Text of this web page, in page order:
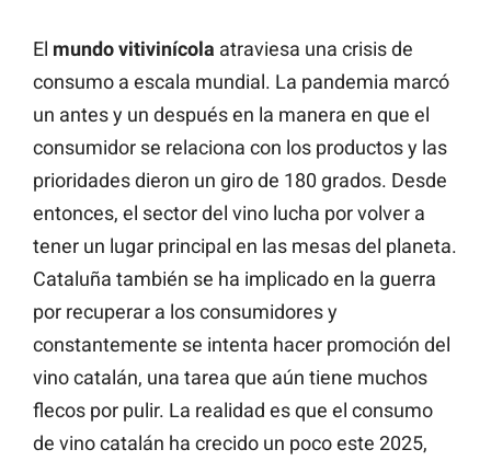
El mundo vitivinícola atraviesa una crisis de
consumo a escala mundial. La pandemia marcó
un antes y un después en la manera en que el
consumidor se relaciona con los productos y las
prioridades dieron un giro de 180 grados. Desde
entonces, el sector del vino lucha por volver a
tener un lugar principal en las mesas del planeta.
Cataluña también se ha implicado en la guerra
por recuperar a los consumidores y
constantemente se intenta hacer promoción del
vino catalán, una tarea que aún tiene muchos
flecos por pulir. La realidad es que el consumo
de vino catalán ha crecido un poco este 2025,